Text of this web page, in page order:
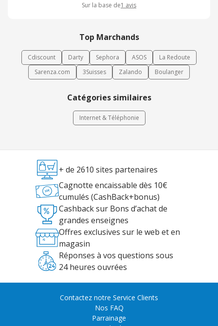
Sur la base de1 avis
Top Marchands
Cdiscount Darty Sephora ASOS
La Redoute
Sarenza.com
3Suisses Zalando Boulanger
Catégories similaires
Internet & Téléphonie
+ de 2610 sites partenaires
Cagnotte encaissable dès 10€
cumulés (CashBack+bonus)
Cashback sur Bons d’achat de
grandes enseignes
Offres exclusives sur le web et en
magasin
Réponses à vos questions sous
24 heures ouvrées
Contactez notre Service Clients
Nos FAQ
Parrainage